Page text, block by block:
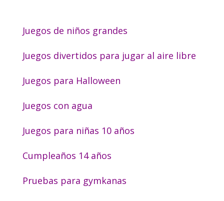
Juegos de niños grandes
Juegos divertidos para jugar al aire libre
Juegos para Halloween
Juegos con agua
Juegos para niñas 10 años
Cumpleaños 14 años
Pruebas para gymkanas